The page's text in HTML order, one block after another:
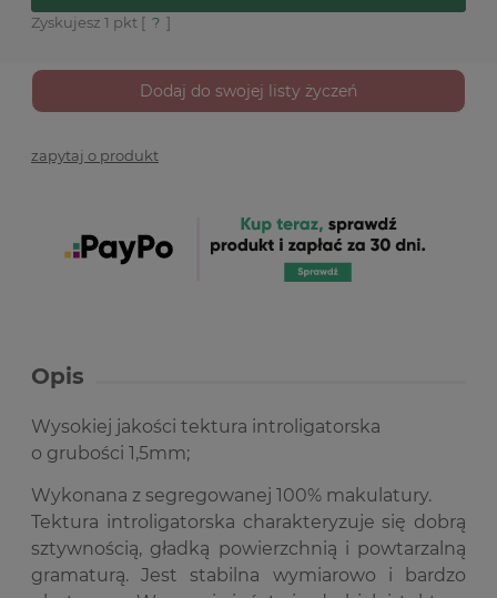
Zyskujesz 1 pkt [ ? ]
Dodaj do swojej listy życzeń
zapytaj o produkt
Opis
Wysokiej jakości tektura introligatorska
o grubości 1,5mm;
Wykonana z segregowanej 100% makulatury.
Tektura introligatorska charakteryzuje się dobrą
sztywnością, gładką powierzchnią i powtarzalną
gramaturą.Jest stabilna wymiarowo i bardzo